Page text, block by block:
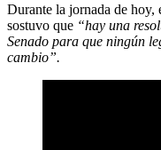
Durante la jornada de hoy,
sostuvo que “hay una
Senado para que ningún
cambio”.